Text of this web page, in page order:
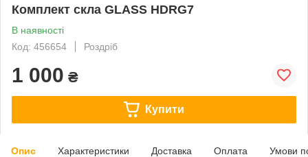
Комплект скла GLASS HDRG7
В наявності
Код: 456654
Роздріб
1 000 ₴
Купити
Опис Характеристики Доставка Оплата Умови